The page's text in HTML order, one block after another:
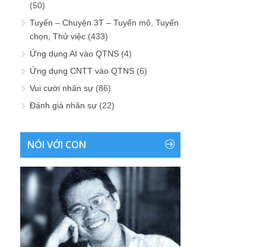
(50)
Tuyển – Chuyện 3T – Tuyển mộ, Tuyển
chọn, Thử việc (433)
Ứng dụng AI vào QTNS (4)
Ứng dụng CNTT vào QTNS (6)
Vui cười nhân sự (86)
Đánh giá nhân sự (22)
NÓI VỚI CON